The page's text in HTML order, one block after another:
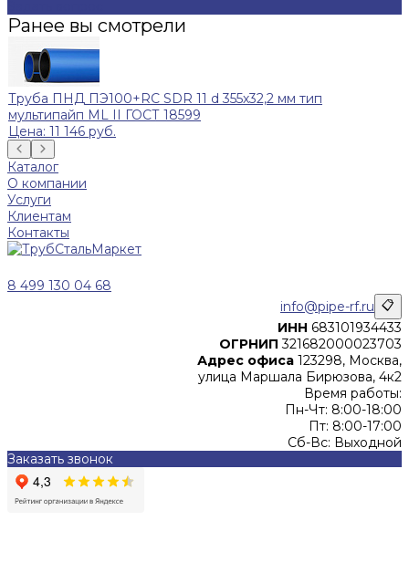
Ранее вы смотрели
Труба ПНД ПЭ100+RC SDR 11 d 355х32,2 мм тип
мультипайп ML II ГОСТ 18599
Цена: 11 146 руб.
Каталог
О компании
Услуги
Клиентам
Контакты
8 499 130 04 68
info@pipe-rf.ru 📋
ИНН 683101934433
ОГРНИП 321682000023703
Адрес офиса 123298, Москва,
улица Маршала Бирюзова, 4к2
Время работы:
Пн-Чт: 8:00-18:00
Пт: 8:00-17:00
Сб-Вс: Выходной
Заказать звонок